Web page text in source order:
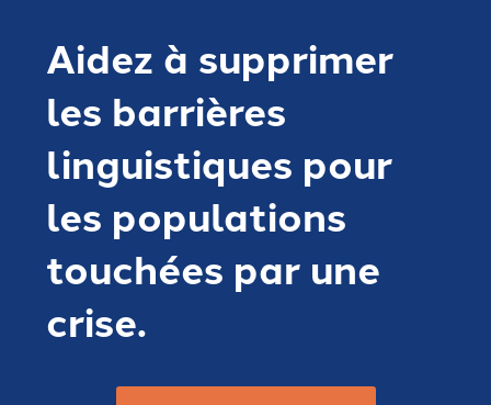
Aidez à supprimer
les barrières
linguistiques pour
les populations
touchées par une
crise.